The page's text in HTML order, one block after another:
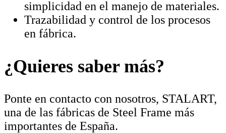
simplicidad en el manejo de materiales.
Trazabilidad y control de los procesos
en fábrica.
¿Quieres saber más?
Ponte en contacto con nosotros, STALART,
una de las fábricas de Steel Frame más
importantes de España.